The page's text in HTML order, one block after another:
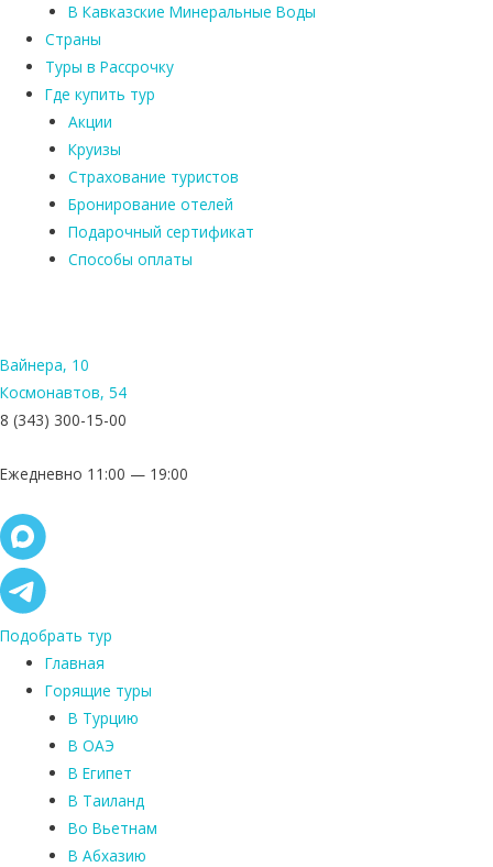
В Кавказские Минеральные Воды
Страны
Туры в Рассрочку
Где купить тур
Акции
Круизы
Страхование туристов
Бронирование отелей
Подарочный сертификат
Способы оплаты
Вайнера, 10
Космонавтов, 54
8 (343) 300-15-00
Ежедневно 11:00 — 19:00
Подобрать тур
Главная
Горящие туры
В Турцию
В ОАЭ
В Египет
В Таиланд
Во Вьетнам
В Абхазию